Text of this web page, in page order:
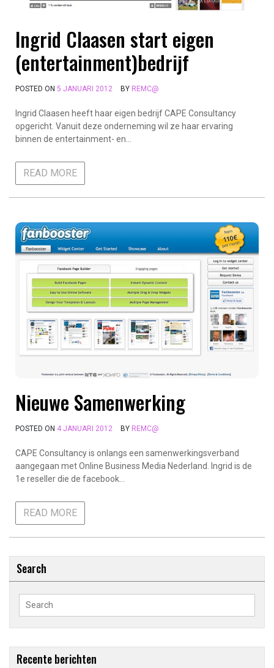
Ingrid Claasen start eigen
(entertainment)bedrijf
POSTED ON 5 JANUARI 2012 BY REMC@
Ingrid Claasen heeft haar eigen bedrijf CAPE Consultancy
opgericht. Vanuit deze onderneming wil ze haar ervaring
binnen de entertainment- en…
READ MORE
Nieuwe Samenwerking
POSTED ON 4 JANUARI 2012 BY REMC@
CAPE Consultancy is onlangs een samenwerkingsverband
aangegaan met Online Business Media Nederland. Ingrid is de
1e reseller die de facebook…
READ MORE
Search
Search
Recente berichten